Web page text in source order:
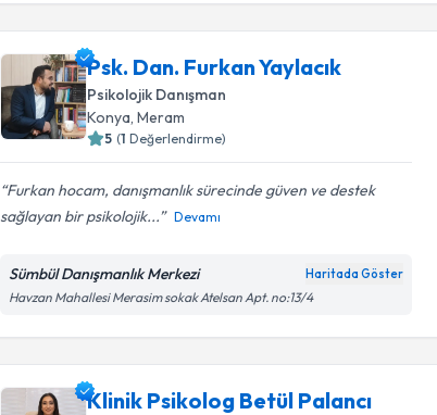
Psk. Dan. Furkan Yaylacık
Psikolojik Danışman
Konya, Meram
5 (1 Değerlendirme)
Furkan hocam, danışmanlık sürecinde güven ve destek
sağlayan bir psikolojik...
Devamı
Sümbül Danışmanlık Merkezi Haritada Göster
Havzan Mahallesi Merasim sokak Atelsan Apt. no:13/4
Klinik Psikolog Betül Palancı